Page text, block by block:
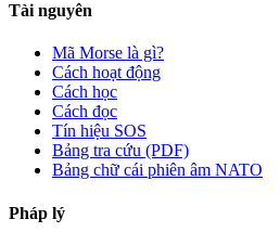
Tài nguyên
Mã Morse là gì?
Cách hoạt động
Cách học
Cách đọc
Tín hiệu SOS
Bảng tra cứu (PDF)
Bảng chữ cái phiên âm NATO
Pháp lý